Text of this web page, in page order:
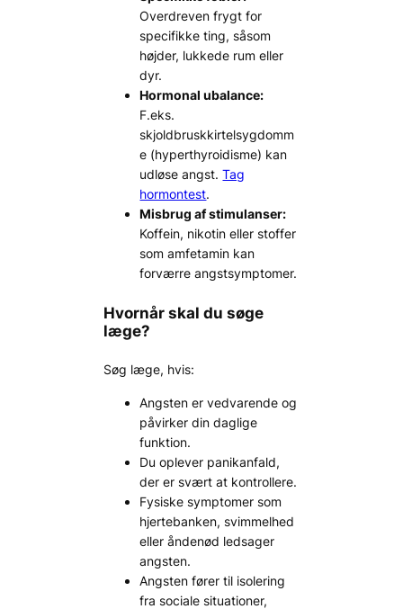
Overdreven frygt for
specifikke ting, såsom
højder, lukkede rum eller
dyr.
Hormonal ubalance:
F.eks.
skjoldbruskkirtelsygdomm
e (hyperthyroidisme) kan
udløse angst.Tag
hormontest.
Misbrug af stimulanser:
Koffein, nikotin eller stoffer
som amfetamin kan
forværre angstsymptomer.
Hvornår skal du søge
læge?
Søg læge, hvis:
Angsten er vedvarende og
påvirker din daglige
funktion.
Du oplever panikanfald,
der er svært at kontrollere.
Fysiske symptomer som
hjertebanken, svimmelhed
eller åndenød ledsager
angsten.
Angsten fører til isolering
fra sociale situationer,